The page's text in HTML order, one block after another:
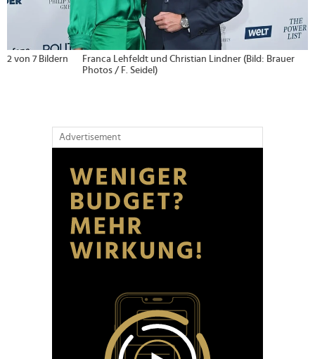
2 von 7 Bildern
Franca Lehfeldt und Christian Lindner (Bild: Brauer
Photos / F. Seidel)
Advertisement